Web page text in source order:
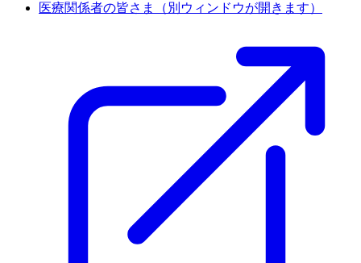
医療関係者の皆さま （別ウィンドウが開きます）